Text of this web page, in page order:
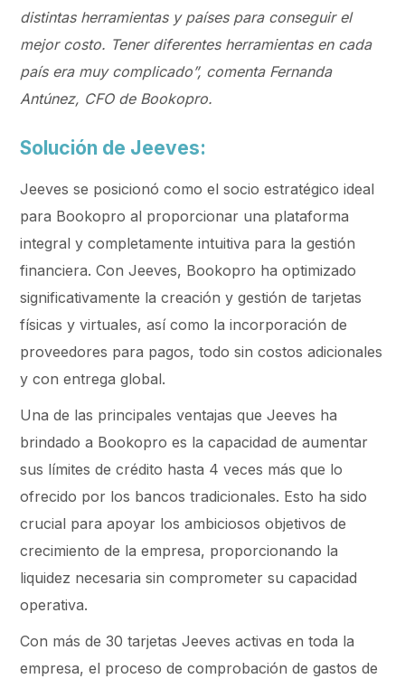
distintas herramientas y países para conseguir el
mejor costo. Tener diferentes herramientas en cada
país era muy complicado”, comenta Fernanda
Antúnez, CFO de Bookopro.
Solución de Jeeves:
Jeeves se posicionó como el socio estratégico ideal
para Bookopro al proporcionar una plataforma
integral y completamente intuitiva para la gestión
financiera. Con Jeeves, Bookopro ha optimizado
significativamente la creación y gestión de tarjetas
físicas y virtuales, así como la incorporación de
proveedores para pagos, todo sin costos adicionales
y con entrega global.
Una de las principales ventajas que Jeeves ha
brindado a Bookopro es la capacidad de aumentar
sus límites de crédito hasta 4 veces más que lo
ofrecido por los bancos tradicionales. Esto ha sido
crucial para apoyar los ambiciosos objetivos de
crecimiento de la empresa, proporcionando la
liquidez necesaria sin comprometer su capacidad
operativa.
Con más de 30 tarjetas Jeeves activas en toda la
empresa, el proceso de comprobación de gastos de